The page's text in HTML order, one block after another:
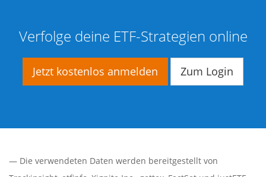
Verfolge deine ETF-Strategien online
Jetzt kostenlos anmelden Zum Login
— Die verwendeten Daten werden bereitgestellt von